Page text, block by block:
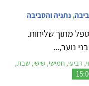
, נתניה והסביבה
מתוך שליחות.
נוער,...
רביעי, חמישי, שישי, שבת,